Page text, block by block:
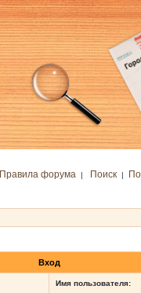
Правила форума | Поиск|
Вход
Имя пользователя: